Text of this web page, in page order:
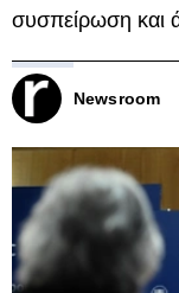
συσπείρωση και
Newsroom